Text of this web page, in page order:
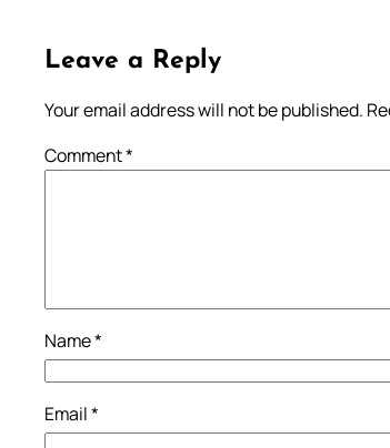
Leave a Reply
Your email address will not be published.
Comment*
Name*
Email*